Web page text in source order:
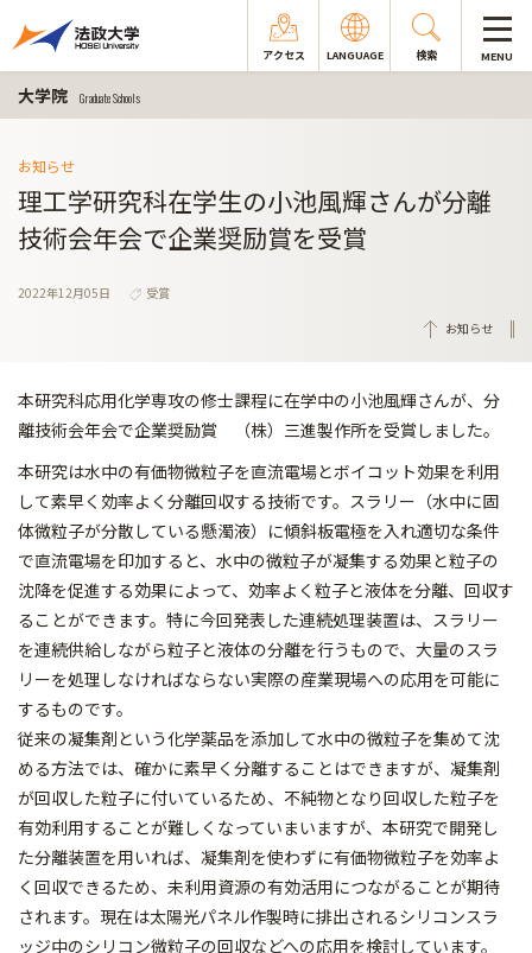
アクセス LANGUAGE 検索 MENU
大学院 Graduate Schools
お知らせ
理工学研究科在学生の小池風輝さんが分離
技術会年会で企業奨励賞を受賞
2022年12月05日
受賞
お知らせ
本研究科応用化学専攻の修士課程に在学中の小池風輝さんが、分
離技術会年会で企業奨励賞 （株）三進製作所を受賞しました。
本研究は水中の有価物微粒子を直流電場とボイコット効果を利用
して素早く効率よく分離回収する技術です。スラリー（水中に固
体微粒子が分散している懸濁液）に傾斜板電極を入れ適切な条件
で直流電場を印加すると、水中の微粒子が凝集する効果と粒子の
沈降を促進する効果によって、効率よく粒子と液体を分離、回収す
ることができます。特に今回発表した連続処理装置は、スラリー
を連続供給しながら粒子と液体の分離を行うもので、大量のスラ
リーを処理しなければならない実際の産業現場への応用を可能に
するものです。
従来の凝集剤という化学薬品を添加して水中の微粒子を集めて沈
める方法では、確かに素早く分離することはできますが、凝集剤
が回収した粒子に付いているため、不純物となり回収した粒子を
有効利用することが難しくなっていまいますが、本研究で開発し
た分離装置を用いれば、凝集剤を使わずに有価物微粒子を効率よ
く回収できるため、未利用資源の有効活用につながることが期待
されます。現在は太陽光パネル作製時に排出されるシリコンスラ
ッジ中のシリコン微粒子の回収などへの応用を検討しています。